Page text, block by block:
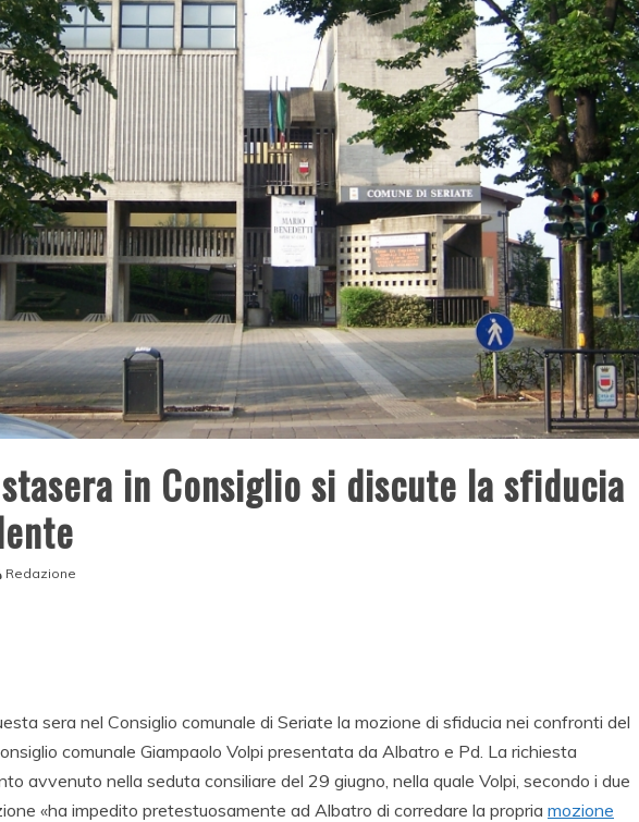
in Consiglio si discute la sfiducia
Redazione
sera nel Consiglio comunale di Seriate la mozione di sfiducia nei confronti del
comunale Giampaolo Volpi presentata da Albatro e Pd. La richiesta
avvenuto nella seduta consiliare del 29 giugno, nella quale Volpi, secondo i due
«ha impedito pretestuosamente ad Albatro di corredare la propria mozione